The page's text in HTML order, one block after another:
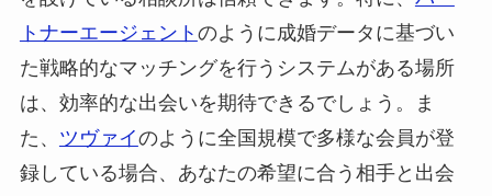
トナーエージェント のように成婚データに基づい
た戦略的なマッチングを行うシステムがある場所
は、効率的な出会いを期待できるでしょう。ま
た、 ツヴァイのように全国規模で多様な会員が登
録している場合、あなたの希望に合う相手と出会